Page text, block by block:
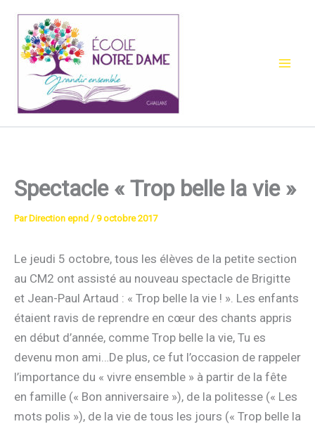
contenu
Spectacle « Trop belle la vie »
Par Direction epnd /9 octobre 2017
Le jeudi 5 octobre, tous les élèves de la petite section
au CM2 ont assisté au nouveau spectacle de Brigitte
et Jean-Paul Artaud : « Trop belle la vie ! ». Les enfants
étaient ravis de reprendre en cœur des chants appris
en début d’année, comme Trop belle la vie, Tu es
devenu mon ami…De plus, ce fut l’occasion de rappeler
l’importance du « vivre ensemble » à partir de la fête
en famille (« Bon anniversaire »), de la politesse (« Les
mots polis »), de la vie de tous les jours (« Trop belle la